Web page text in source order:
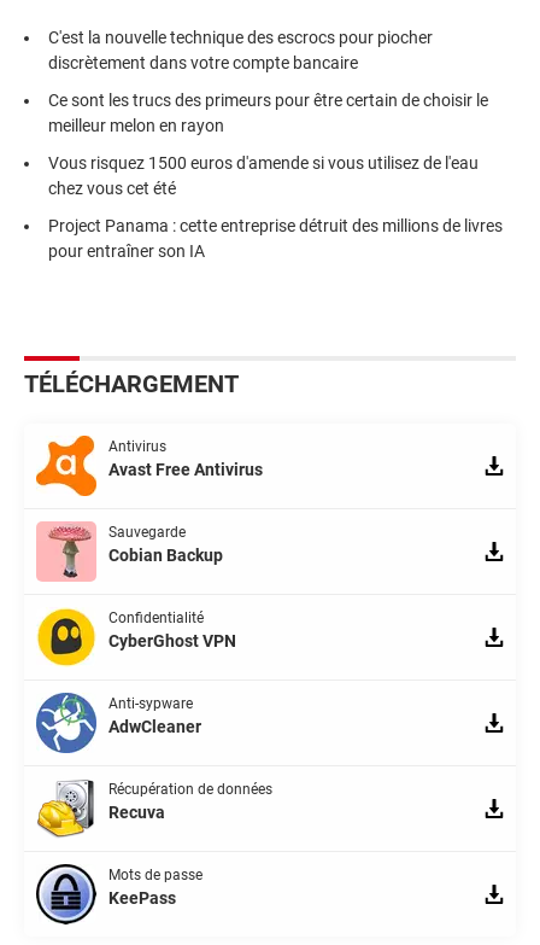
C'est la nouvelle technique des escrocs pour piocher
discrètement dans votre compte bancaire
Ce sont les trucs des primeurs pour être certain de choisir le
meilleur melon en rayon
Vous risquez 1500 euros d'amende si vous utilisez de l'eau
chez vous cet été
Project Panama : cette entreprise détruit des millions de livres
pour entraîner son IA
TÉLÉCHARGEMENT
Antivirus
Avast Free Antivirus
Sauvegarde
Cobian Backup
Confidentialité
CyberGhost VPN
Anti-sypware
AdwCleaner
Récupération de données
Recuva
Mots de passe
KeePass